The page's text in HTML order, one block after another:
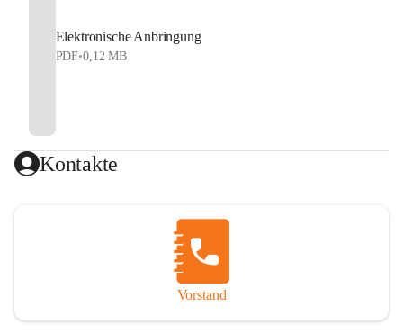
Elektronische Anbringung
PDF•0,12 MB
Kontakte
Vorstand